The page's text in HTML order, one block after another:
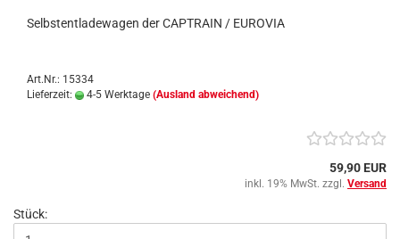
Selbstentladewagen der CAPTRAIN / EUROVIA
Art.Nr.: 15334
Lieferzeit:
4-5 Werktage (Ausland abweichend)
59,90 EUR
inkl. 19% MwSt. zzgl. Versand
Stück: